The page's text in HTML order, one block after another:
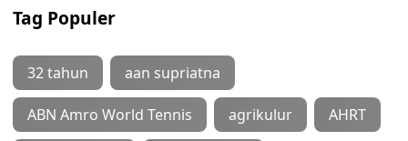
Tag Populer
32 tahun aan supriatna
ABN Amro World Tennis agrikulur AHRT